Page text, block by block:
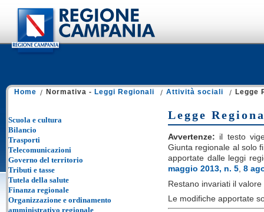
Home Normativa - Leggi Regionali Attività sociali Legge
Legge
Avvertenze: il testo
Giunta regionale al solo
apportate dalle leggi
maggio 2013, n. 5, 8
Restano invariati il
Le modifiche apportate
Scuola e cultura
Bilancio
Trasporti
Telecomunicazioni
Governo del territorio
Tributi e tasse
Tutela della salute
Finanza regionale
Organizzazione e ordinamento
amministrativo regionale